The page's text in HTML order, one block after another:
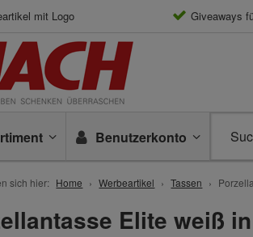
mit Logo Giveaways
Benutzerkonto
sich hier: Home Werbeartikel Tassen
Elite weiß